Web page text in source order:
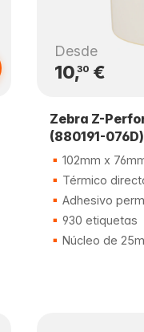
Desde
10,30 €
Zebra Z-
(880191-
102mm x
Térmico
Adhesivo
930 etiquetas
Núcleo de